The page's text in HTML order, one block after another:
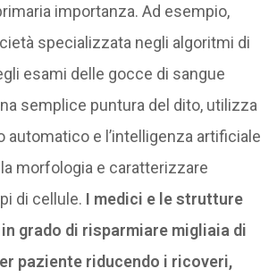
importanza. Ad esempio,
specializzata negli algoritmi di
esami delle gocce di sangue
semplice puntura del dito, utilizza
automatico e l’intelligenza artificiale
morfologia e caratterizzare
di cellule. I medici e le strutture
grado di risparmiare migliaia di
paziente riducendo i ricoveri,